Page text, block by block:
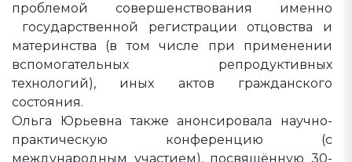
проблемой совершенствования именно
государственной регистрации отцовства и
материнства (в том числе при применении
вспомогательных репродуктивных
технологий), иных актов гражданского
состояния.
Ольга Юрьевна также анонсировала научно-
практическую конференцию (с
международным участием), посвящённую 30-